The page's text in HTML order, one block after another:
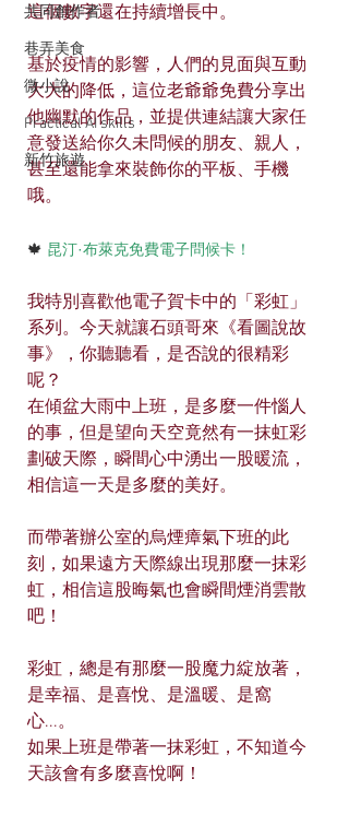
共同創作者
巷弄美食
微小說
Practical AI skills
新竹旅遊
這個數字還在持續增長中。
基於疫情的影響，人們的見面與互動
大大的降低，這位老爺爺免費分享出
他幽默的作品，並提供連結讓大家任
意發送給你久未問候的朋友、親人，
甚至還能拿來裝飾你的平板、手機
哦。
🍁 昆汀·布萊克免費電子問候卡！
我特別喜歡他電子賀卡中的「彩虹」
系列。今天就讓石頭哥來《看圖說故
事》，你聽聽看，是否說的很精彩
呢？
在傾盆大雨中上班，是多麼一件惱人
的事，但是望向天空竟然有一抹虹彩
劃破天際，瞬間心中湧出一股暖流，
相信這一天是多麼的美好。
而帶著辦公室的烏煙瘴氣下班的此
刻，如果遠方天際線出現那麼一抹彩
虹，相信這股晦氣也會瞬間煙消雲散
吧！
彩虹，總是有那麼一股魔力綻放著，
是幸福、是喜悅、是溫暖、是窩
心...。
如果上班是帶著一抹彩虹，不知道今
天該會有多麼喜悅啊！